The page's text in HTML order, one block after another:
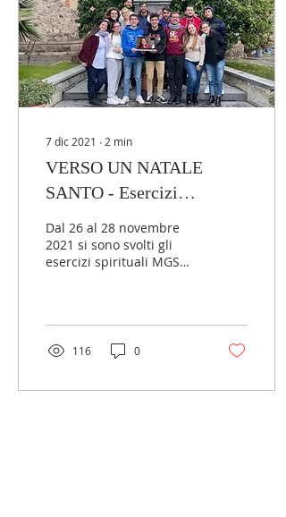
7 dic 2021 ∙ 2 min
VERSO UN NATALE
SANTO - Esercizi
Sardegna
Dal 26 al 28 novembre
2021 si sono svolti gli
esercizi spirituali MGS
116 0